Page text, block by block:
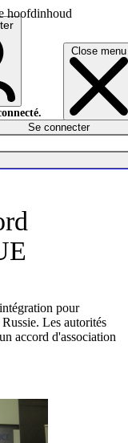
hoofdinhoud
Close menu
Se connecter
pour
Les autorités
accord d'association